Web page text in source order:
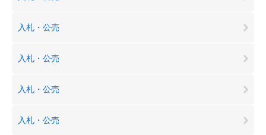
入札・公売
入札・公売
入札・公売
入札・公売